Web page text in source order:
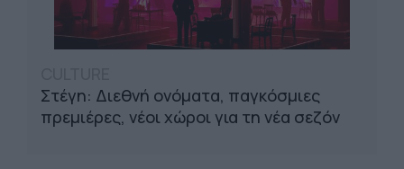
Στέγη: Διεθνή ονόματα, παγκόσμιες
πρεμιέρες, νέοι χώροι για τη νέα σεζόν